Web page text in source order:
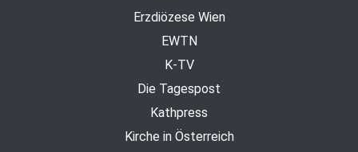
Erzdiözese Wien
EWTN
K-TV
Die Tagespost
Kathpress
Kirche in Österreich